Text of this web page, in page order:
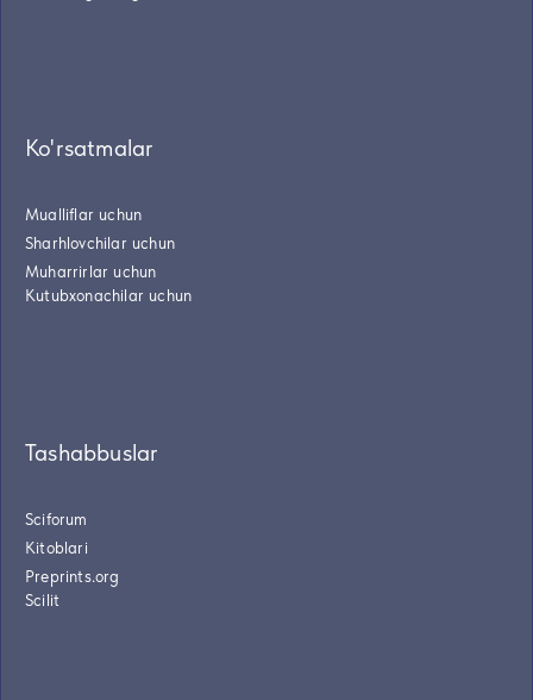
Ko'rsatmalar
Mualliflar uchun
Sharhlovchilar uchun
Muharrirlar uchun
Kutubxonachilar uchun
Tashabbuslar
Sciforum
Kitoblari
Preprints.org
Scilit